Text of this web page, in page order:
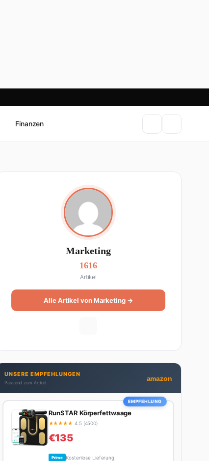
Finanzen
Marketing
1616
Artikel
Alle Artikel von Marketing →
UNSERE EMPFEHLUNGEN
Passend zum Artikel
amazon
EMPFEHLUNG
RunSTAR Körperfettwaage
★★★★★ 4.5 (4500)
€135
Prime Kostenlose Lieferung